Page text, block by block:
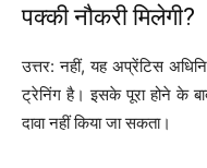
पक्की नौकरी मिलेगी?
उत्तर: नहीं, यह अप्रेंटिस
ट्रेनिंग है। इसके पूरा होने के
दावा नहीं किया जा सकता।